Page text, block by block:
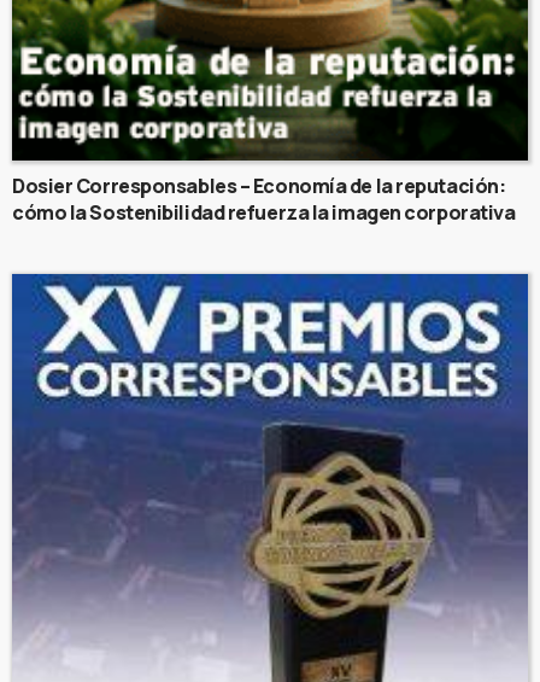
Dosier Corresponsables – Economía de la reputación:
cómo la Sostenibilidad refuerza la imagen corporativa